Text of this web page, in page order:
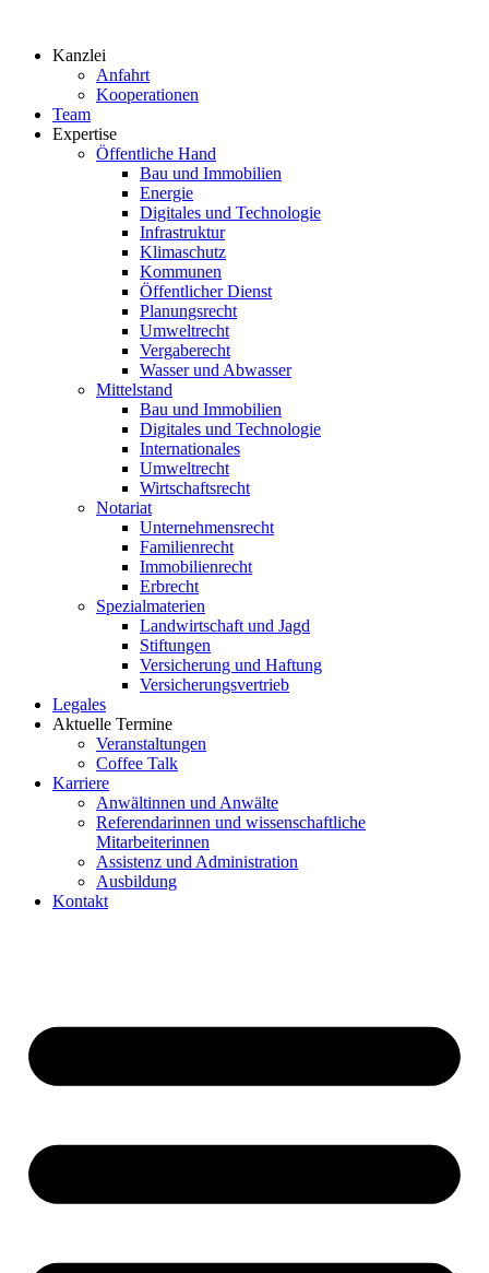
springenKanzlei
Anfahrt
Kooperationen
Team
Expertise
Öffentliche Hand
Bau und Immobilien
Energie
Digitales und Technologie
Infrastruktur
Klimaschutz
Kommunen
Öffentlicher Dienst
Planungsrecht
Umweltrecht
Vergaberecht
Wasser und Abwasser
Mittelstand
Bau und Immobilien
Digitales und Technologie
Internationales
Umweltrecht
Wirtschaftsrecht
Notariat
Unternehmensrecht
Familienrecht
Immobilienrecht
Erbrecht
Spezialmaterien
Landwirtschaft und Jagd
Stiftungen
Versicherung und Haftung
Versicherungsvertrieb
Legales
Aktuelle Termine
Veranstaltungen
Coffee Talk
Karriere
Anwältinnen und Anwälte
Referendarinnen und wissenschaftliche
Mitarbeiterinnen
Assistenz und Administration
Ausbildung
Kontakt